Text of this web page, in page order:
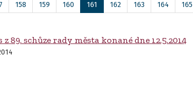
158 159 160 161 162 163 164 165
z 89. schůze rady města konané dne 12.5.2014